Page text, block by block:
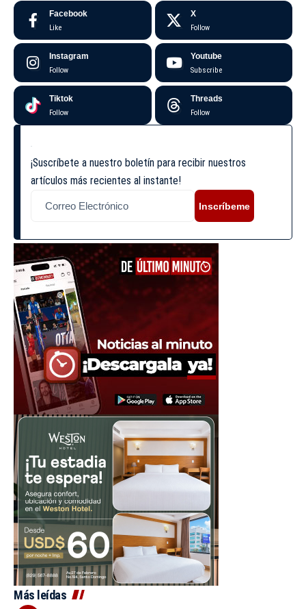
Facebook
Like
X
Follow
Instagram
Follow
Youtube
Subscribe
Tiktok
Follow
Threads
Follow
¡Suscríbete a nuestro boletín para recibir nuestros
artículos más recientes al instante!
Inscríbeme
Más leídas